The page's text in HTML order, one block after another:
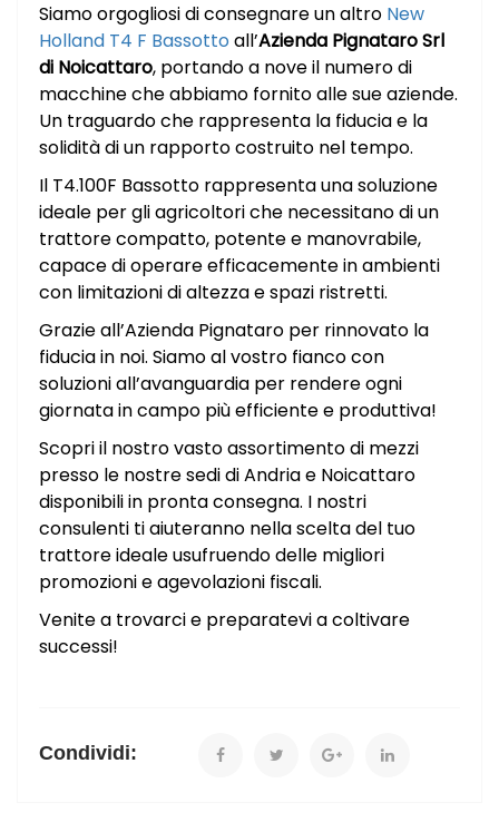
Siamo orgogliosi di consegnare un altro New
Holland T4 F Bassotto all’Azienda Pignataro Srl
di Noicattaro, portando a nove il numero di
macchine che abbiamo fornito alle sue aziende.
Un traguardo che rappresenta la fiducia e la
solidità di un rapporto costruito nel tempo.
Il T4.100F Bassotto rappresenta una soluzione
ideale per gli agricoltori che necessitano di un
trattore compatto, potente e manovrabile,
capace di operare efficacemente in ambienti
con limitazioni di altezza e spazi ristretti.
Grazie all’Azienda Pignataro per rinnovato la
fiducia in noi. Siamo al vostro fianco con
soluzioni all’avanguardia per rendere ogni
giornata in campo più efficiente e produttiva!
Scopri il nostro vasto assortimento di mezzi
presso le nostre sedi di Andria e Noicattaro
disponibili in pronta consegna. I nostri
consulenti ti aiuteranno nella scelta del tuo
trattore ideale usufruendo delle migliori
promozioni e agevolazioni fiscali.
Venite a trovarci e preparatevi a coltivare
successi!
Condividi: